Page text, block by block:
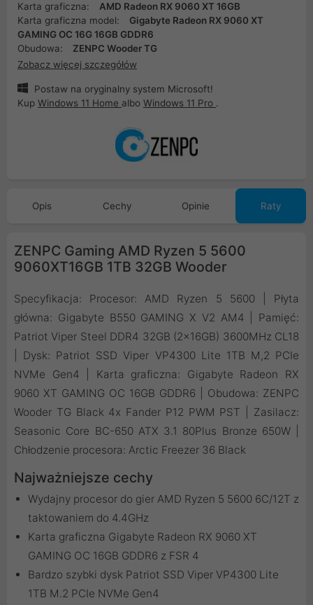
Karta graficzna:
AMD Radeon RX 9060 XT 16GB
Karta graficzna model:
Gigabyte Radeon RX 9060 XT
GAMING OC 16G 16GB GDDR6
Obudowa:
ZENPC Wooder TG
Zobacz więcej szczegółów
Postaw na oryginalny system Microsoft!
Kup Windows 11 Home albo Windows 11 Pro .
Opis Cechy Opinie Raty
ZENPC Gaming AMD Ryzen 5 5600
9060XT16GB 1TB 32GB Wooder
Specyfikacja: Procesor: AMD Ryzen 5 5600 | Płyta
główna: Gigabyte B550 GAMING X V2 AM4 | Pamięć:
Patriot Viper Steel DDR4 32GB (2x16GB) 3600MHz CL18
| Dysk: Patriot SSD Viper VP4300 Lite 1TB M,2 PCIe
NVMe Gen4 | Karta graficzna: Gigabyte Radeon RX
9060 XT GAMING OC 16GB GDDR6 | Obudowa: ZENPC
Wooder TG Black 4x Fander P12 PWM PST | Zasilacz:
Seasonic Core BC-650 ATX 3.1 80Plus Bronze 650W |
Chłodzenie procesora: Arctic Freezer 36 Black
Najważniejsze cechy
Wydajny procesor do gier AMD Ryzen 5 5600 6C/12T z
taktowaniem do 4.4GHz
Karta graficzna Gigabyte Radeon RX 9060 XT
GAMING OC 16GB GDDR6 z FSR 4
Bardzo szybki dysk Patriot SSD Viper VP4300 Lite
1TB M.2 PCIe NVMe Gen4